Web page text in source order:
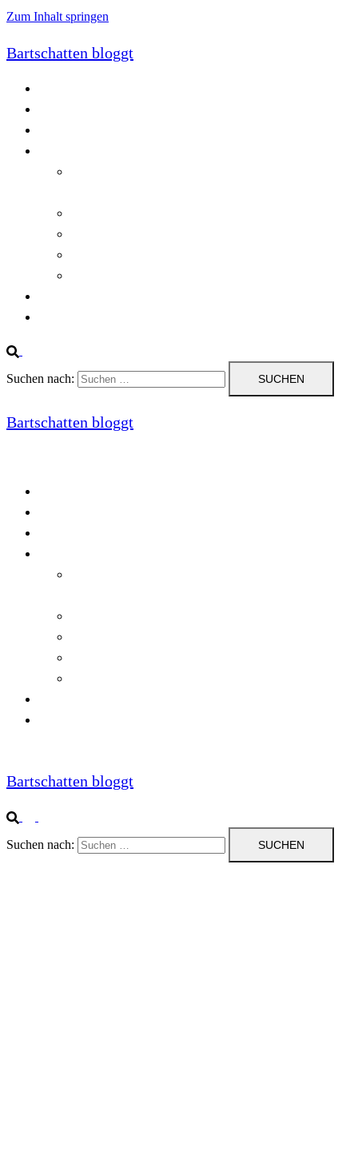
Zum Inhalt springen
Bartschatten bloggt
Suchen nach:
Bartschatten bloggt
Bartschatten bloggt
Suchen nach: